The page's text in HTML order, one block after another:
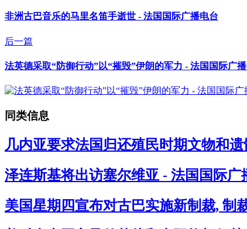
非洲古巴音乐的马里名笛手逝世 - 法国国际广播电台
后一篇
法英德采取“防御行动”以“摧毁”伊朗的军力 - 法国国际广
同类信息
几内亚要求法国归还殖民时期文物和
泽连斯基将出访塞尔维亚 - 法国国际广
美国星期四宣布对古巴实施新制裁, 制